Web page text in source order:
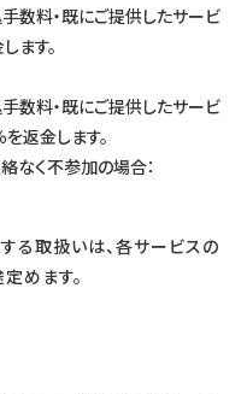
数料・既にご提供したサービ
ます。
数料・既にご提供したサービ
返金します。
なく不参加の場合：
る取扱いは、各サービスの
めます。